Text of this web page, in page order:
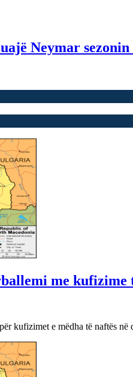
Neymar sezonin
me kufizime
kufizimet e mëdha të naftës